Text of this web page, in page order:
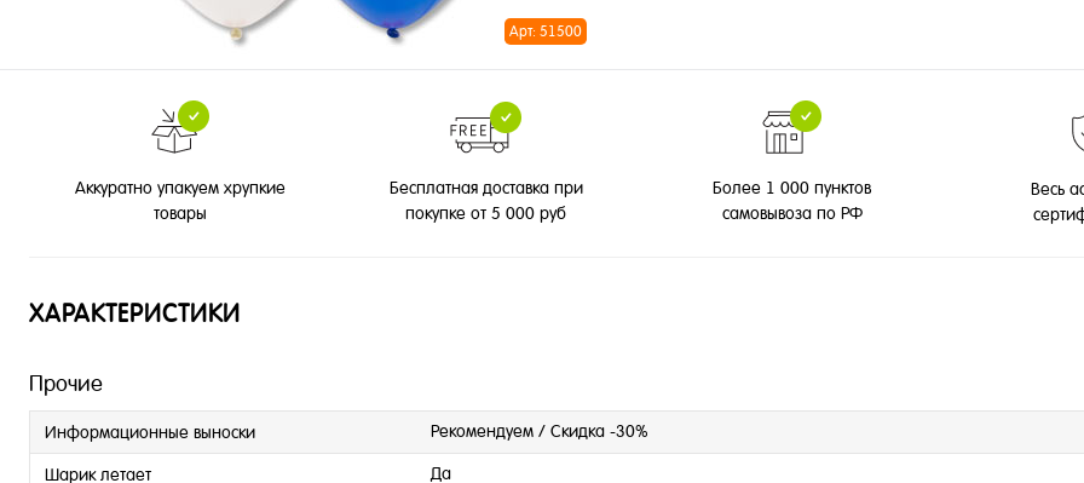
Арт: 51500
Аккуратно упакуем хрупкие
товары
Бесплатная доставка при
покупке от 5 000 руб
Более 1 000 пунктов
самовывоза по РФ
Весь
ХАРАКТЕРИСТИКИ
Прочие
Информационные выноски Рекомендуем / Скидка -30%
Шарик летает Да